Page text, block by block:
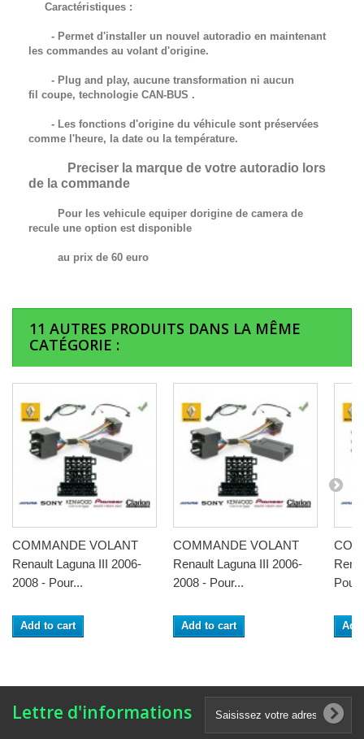
Caractéristiques :
- Permet d'installer un nouvel autoradio en maintenant
les commandes au volant d'origine.
- Plug and play, aucune transformation ni aucun
fil coupe, technologie CAN-BUS .
- Les fonctions d'origine du véhicule sont préservées
comme l'heure, la date ou la température.
Preciser la marque de votre autoradio lors
de la commande
Pour les vehicule equiper dorigine de camera de
recule une option est disponible
au prix de 60 euro
11 AUTRES PRODUITS DANS LA MÊME
CATÉGORIE :
COMMANDE VOLANT
Renault Laguna III 2006-
2008 - Pour...
Add to cart
COMMANDE VOLANT
Renault Laguna III 2006-
2008 - Pour...
Add to cart
Pour
Lettre d'informations